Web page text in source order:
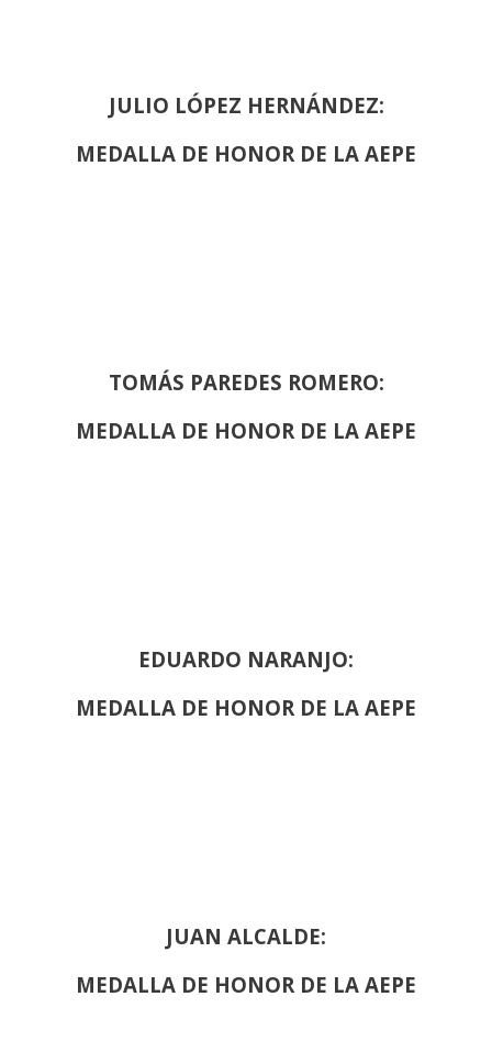
JULIO LÓPEZ HERNÁNDEZ:
MEDALLA DE HONOR DE LA AEPE
TOMÁS PAREDES ROMERO:
MEDALLA DE HONOR DE LA AEPE
EDUARDO NARANJO:
MEDALLA DE HONOR DE LA AEPE
JUAN ALCALDE:
MEDALLA DE HONOR DE LA AEPE